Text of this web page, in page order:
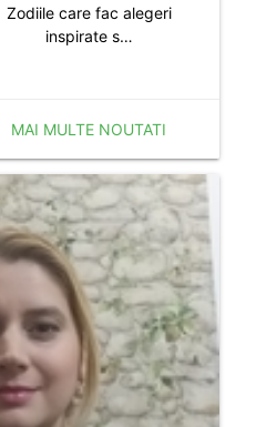
Zodiile care fac alegeri
inspirate s…
MAI MULTE NOUTATI